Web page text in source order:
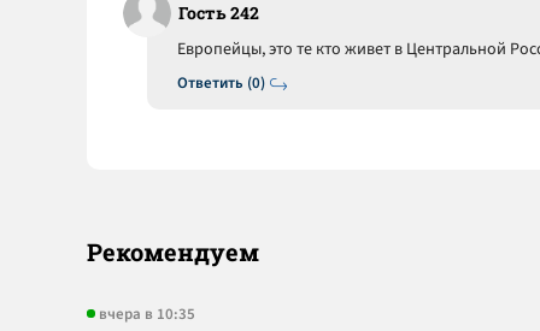
Гость 242
Ответить (0)
Европейцы, это те кто живет в Центральной
Рекомендуем
вчера в 10:35